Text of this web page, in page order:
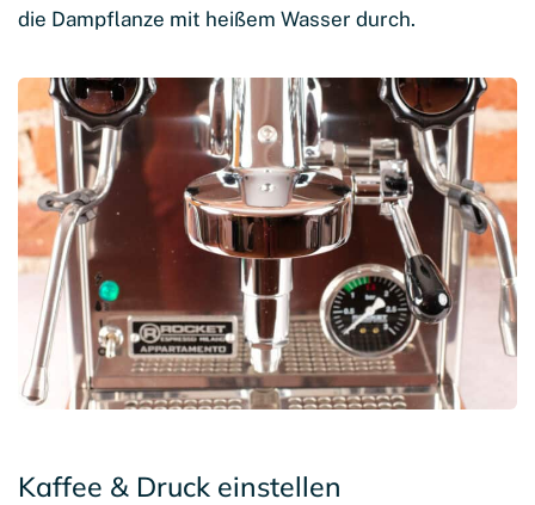
die Dampflanze mit heißem Wasser durch.
Kaffee & Druck einstellen